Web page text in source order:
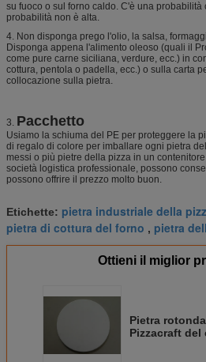
su fuoco o sul forno caldo. C'è una
probabilità non è alta.
4. Non disponga prego l'olio, la salsa,
Disponga appena l'alimento oleoso (quali il
come pure carne siciliana, verdure, ecc.) in
cottura, pentola o padella, ecc.) o sulla carta
collocazione sulla pietra.
3. Pacchetto
Usiamo la schiuma del PE per proteggere la
di regalo di colore per imballare ogni pietra
messi o più pietre della pizza in un
società logistica professionale, possono
possono offrire il prezzo molto buon.
Etichette: pietra industriale della
pietra di cottura del forno , pietra
Ottieni il miglior
Pietra
Pizzacraft del